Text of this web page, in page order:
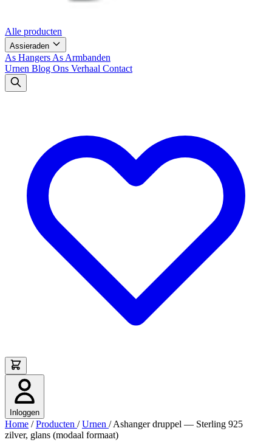
Alle producten
Assieraden
As Hangers As Armbanden
Urnen Blog Ons Verhaal Contact
Inloggen
Home / Producten / Urnen / Ashanger druppel — Sterling 925
zilver, glans (modaal formaat)